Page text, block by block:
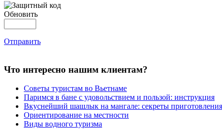
Обновить
Отправить
Что интересно нашим клиентам?
Советы туристам во Вьетнаме
Паримся в бане с удовольствием и пользой: инструкция
Вкуснейший шашлык на мангале: секреты приготовления
Ориентирование на местности
Виды водного туризма